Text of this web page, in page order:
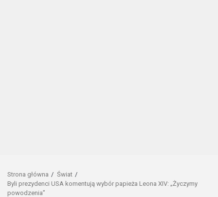
Strona główna
Świat
Byli prezydenci USA komentują wybór papieża Leona XIV: „Życzymy
powodzenia”